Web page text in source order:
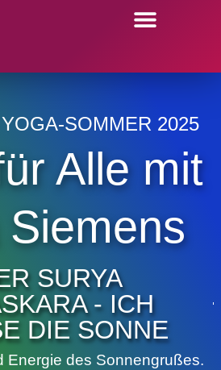
SOMMER 2025
Alle mit
Siemens
SURYA
- ICH
DIE SONNE
Energie des Sonnengrußes.